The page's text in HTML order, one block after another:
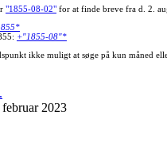
"1855-08-02"for at finde breve fra d. 2.
+"1855-08"*
ikke muligt at søge på kun måned
februar 2023